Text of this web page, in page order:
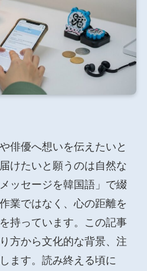
俳優へ想いを伝えたいと
けたいと願うのは自然な
ッセージを韓国語」で綴
業ではなく、心の距離を
持っています。この記事
方から文化的な背景、注
ます。読み終える頃に